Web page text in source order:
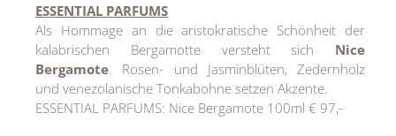
ESSENTIAL PARFUMS
Als Hommage an die aristokratische Schönheit der
kalabrischen Bergamotte versteht sich Nice
Bergamote. Rosen- und Jasminblüten, Zedernholz
und venezolanische Tonkabohne setzen Akzente.
ESSENTIAL PARFUMS: Nice Bergamote 100ml € 97,-